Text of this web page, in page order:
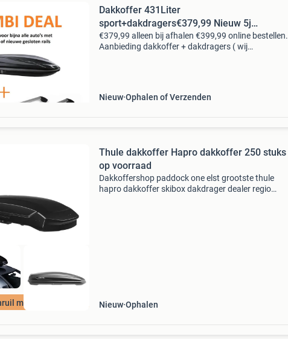
Dakkoffer 431Liter
sport+dakdragers€379,99 Nieuw 5j
Garantie
€379,99 alleen bij afhalen €399,99 online bestellen.
Aanbieding dakkoffer + dakdragers ( wij
Nieuw Ophalen of Verzenden
mogelijk
Thule dakkoffer Hapro dakkoffer 250 stuks
op voorraad
Dakkoffershop paddock one elst grootste thule
hapro dakkoffer skibox dakdrager dealer regio
Nieuw Ophalen